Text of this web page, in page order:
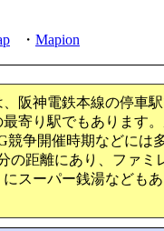
・ Mapion
阪神電鉄本線の停車
寄り駅でもあります
競争開催時期などに
の距離にあり、ファ
スーパー銭湯なども